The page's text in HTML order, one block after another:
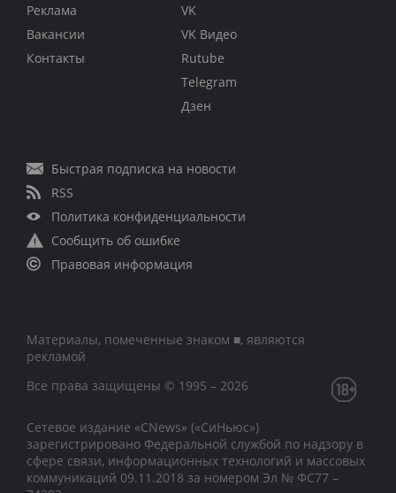
Реклама
Вакансии
Контакты
VK
VK Видео
Rutube
Telegram
Дзен
Быстрая подписка на новости
RSS
Политика конфиденциальности
Сообщить об ошибке
Правовая информация
Материалы, помеченные знаком ■, являются
рекламой
Все права защищены © 1995 – 2026
Сетевое издание «CNews» («СиНьюс»)
зарегистрировано Федеральной службой по надзору в
сфере связи, информационных технологий и массовых
коммуникаций 09.11.2018 за номером Эл № ФС77 –